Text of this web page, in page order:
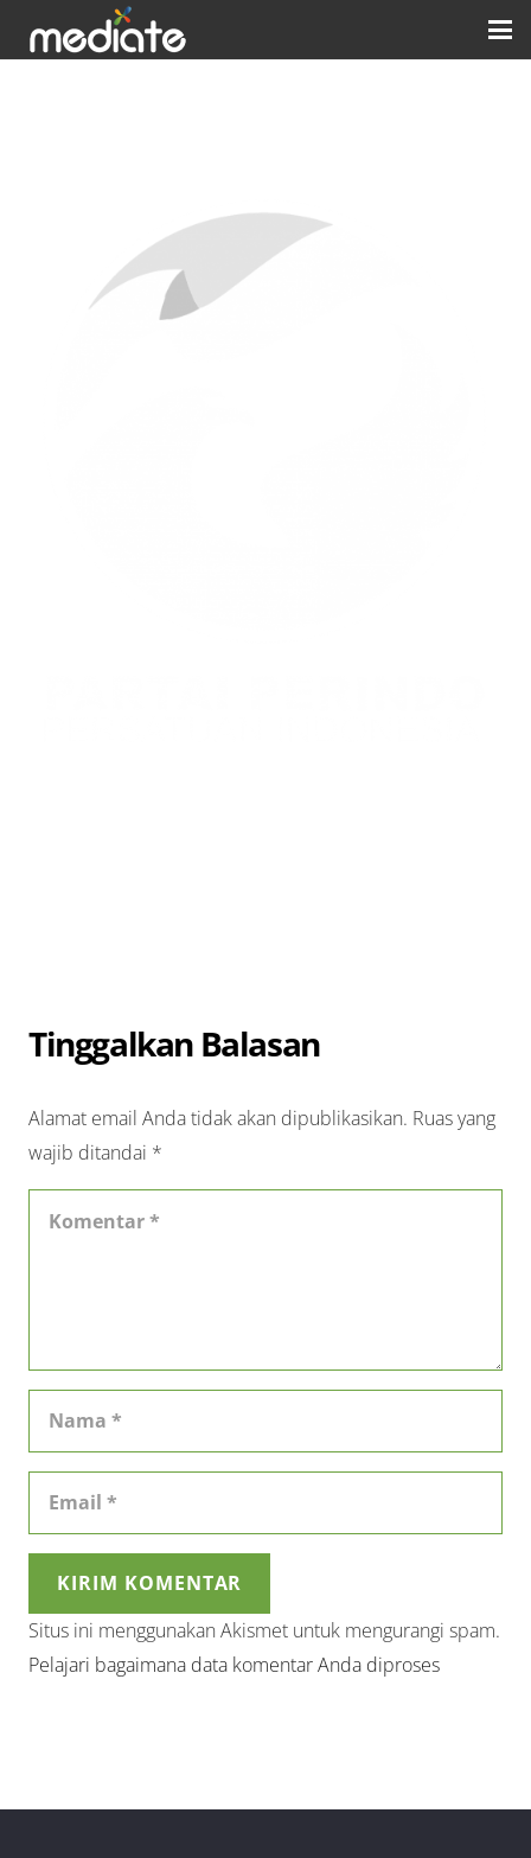
Tinggalkan Balasan
Alamat email Anda tidak akan dipublikasikan. Ruas yang
wajib ditandai *
KIRIM KOMENTAR
Situs ini menggunakan Akismet untuk mengurangi spam.
Pelajari bagaimana data komentar Anda diproses